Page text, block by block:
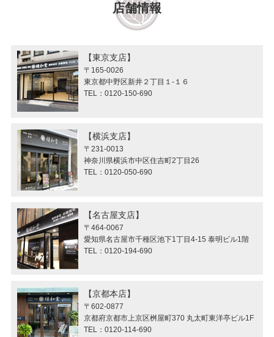
店舗情報
東京支店
〒165-0026
東京都中野区新井２丁目１-１６
TEL：0120-150-690
横浜支店
〒231-0013
神奈川県横浜市中区住吉町2丁目26
TEL：0120-050-690
名古屋支店
〒464-0067
愛知県名古屋市千種区池下1丁目4-15 泰明ビル1階
TEL：0120-194-690
京都本店
〒602-0877
京都府京都市上京区桝屋町370 丸太町東洋亭ビル1F
TEL：0120-114-690